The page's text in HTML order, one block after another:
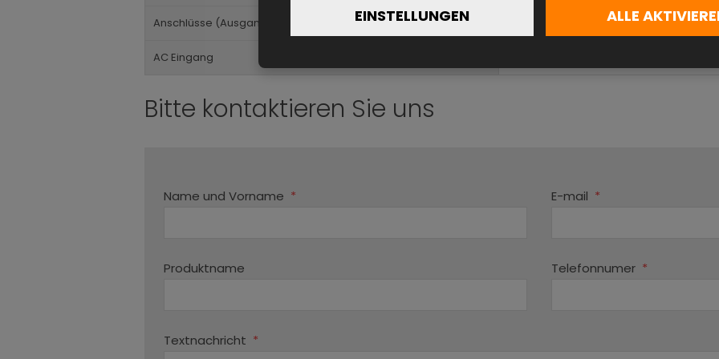
Anschlüsse (Ausgang)
AC Eingang
Bitte kontaktieren Sie uns
Name und Vorname *
Produktname
E-mail *
Telefonnumer *
Textnachricht *
EINSTELLUNGEN ALLE